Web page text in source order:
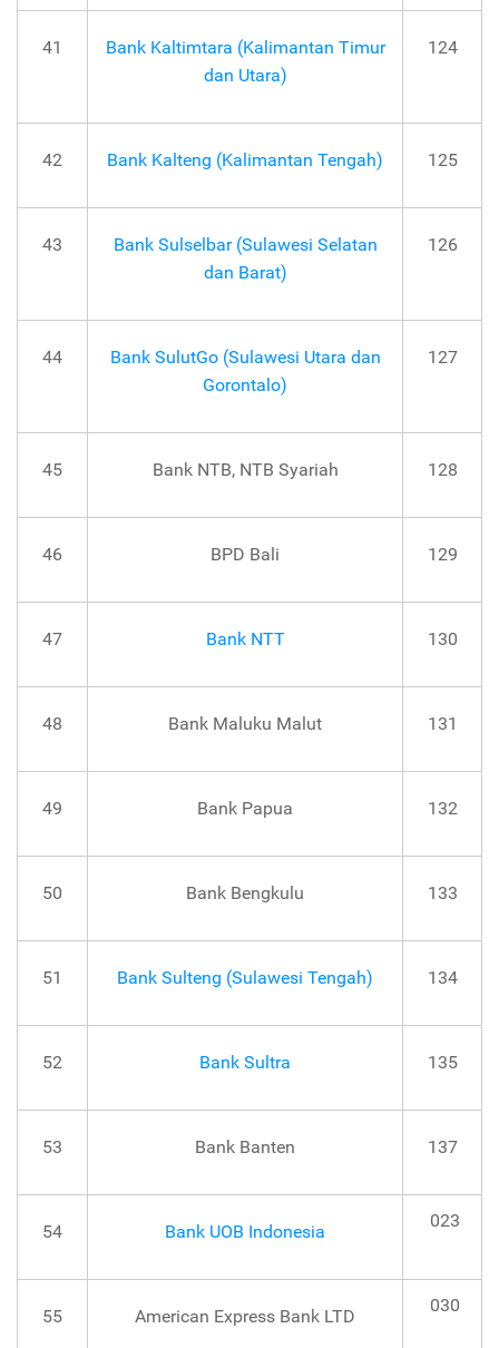
41
Bank Kaltimtara (Kalimantan Timur
dan Utara)
124
42 Bank Kalteng (Kalimantan Tengah) 125
43
Bank Sulselbar (Sulawesi Selatan
dan Barat)
126
44
Bank SulutGo (Sulawesi Utara dan
Gorontalo)
127
45 Bank NTB, NTB Syariah 128
46 BPD Bali 129
47 Bank NTT 130
48 Bank Maluku Malut 131
49 Bank Papua 132
50 Bank Bengkulu 133
51 Bank Sulteng (Sulawesi Tengah) 134
52 Bank Sultra 135
53 Bank Banten 137
54 Bank UOB Indonesia
023
55 American Express Bank LTD
030